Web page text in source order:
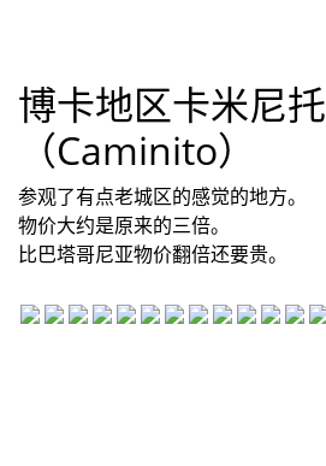
博卡地区卡米尼托
（Caminito）
参观了有点老城区的感觉的地方。
物价大约是原来的三倍。
比巴塔哥尼亚物价翻倍还要贵。